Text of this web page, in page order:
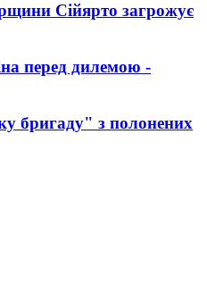
Сійярто загрожує
перед дилемою -
бригаду" з полонених